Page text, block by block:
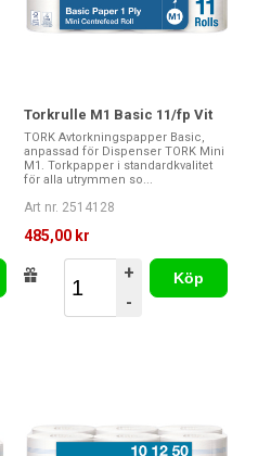
Torkrulle M1 Basic 11/fp Vit
TORK Avtorkningspapper Basic,
anpassad för Dispenser TORK Mini
M1. Torkpapper i standardkvalitet
för alla utrymmen so...
Art nr. 2514128
485,00 kr
+
-
Köp